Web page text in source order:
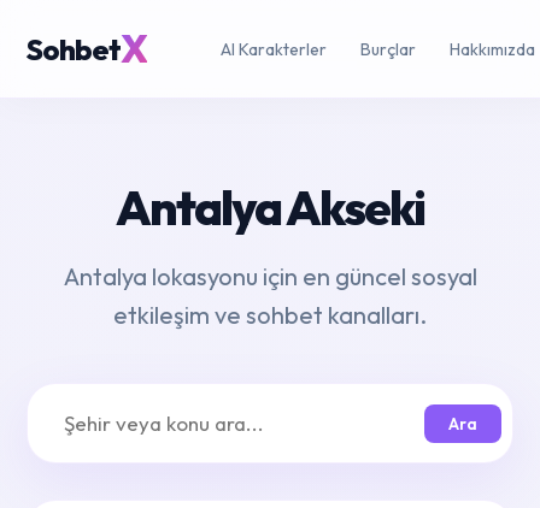
SohbetX AI Karakterler Burçlar Hakkımızda
Antalya Akseki
Antalya lokasyonu için en güncel sosyal
etkileşim ve sohbet kanalları.
Ara